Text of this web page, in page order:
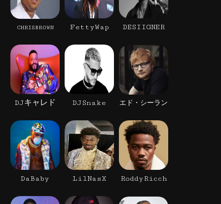
CHRISBROWN FettyWap DESIIGNER
DJキャレド DJSnake エド・シーラン
DaBaby LilNasX RoddyRicch